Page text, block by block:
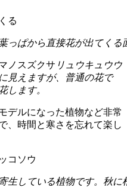
っぱから直接花が出てくる
リュウキュウウ
見えますが、普通の花で
します。
デルになった植物など非常
、時間と寒さを忘れて楽し
生している植物です。秋